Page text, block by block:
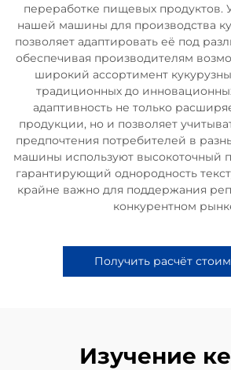
переработке пищевых продуктов.
нашей машины для производства
позволяет адаптировать её под
обеспечивая производителям
широкий ассортимент
традиционных до
адаптивность не только
продукции, но и позволяет
предпочтения потребителей в
машины используют высокоточный
гарантирующий однородность
крайне важно для поддержания
конкурентном
Получить расчёт
Изучение